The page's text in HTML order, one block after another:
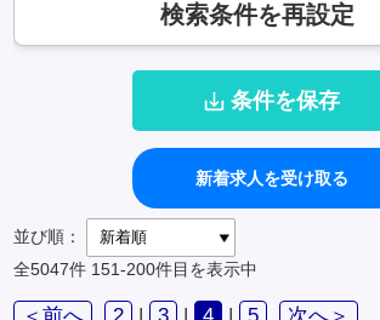
検索条件を再設定
条件を保存
新着求人を受け取る
並び順：
全5047件 151-200件目を表示中